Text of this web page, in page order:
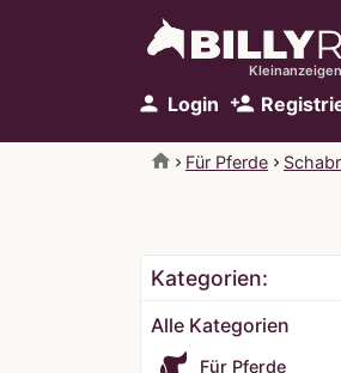
person Login person_add
home Für Pferde
Kategorien:
Alle Kategorien
Für Pferde